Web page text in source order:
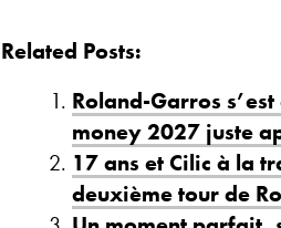
Related Posts:
Roland-Garros
money 2027 juste
17 ans et Cilic à la
deuxième tour de